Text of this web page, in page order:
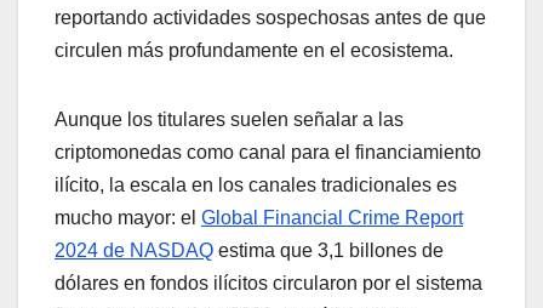
reportando actividades sospechosas antes de que
circulen más profundamente en el ecosistema.
Aunque los titulares suelen señalar a las
criptomonedas como canal para el financiamiento
ilícito, la escala en los canales tradicionales es
mucho mayor: el Global Financial Crime Report
2024 de NASDAQ estima que 3,1 billones de
dólares en fondos ilícitos circularon por el sistema